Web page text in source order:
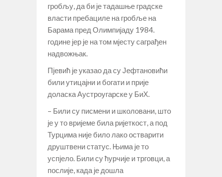
гробљу, да би је тадашње градске
власти пребациле на гробље на
Барама пред Олимпијаду 1984.
године јер је на том мјесту саграђен
надвожњак.
Пјевић је указао да су Јефтановићи
били утицајни и богати и прије
доласка Аустроугарске у БиХ.
– Били су писмени и школовани, што
је у то вријеме била ријеткост, а под
Турцима није било лако остварити
друштвени статус. Њима је то
успјело. Били су ћурчије и трговци, а
послије, када је дошла